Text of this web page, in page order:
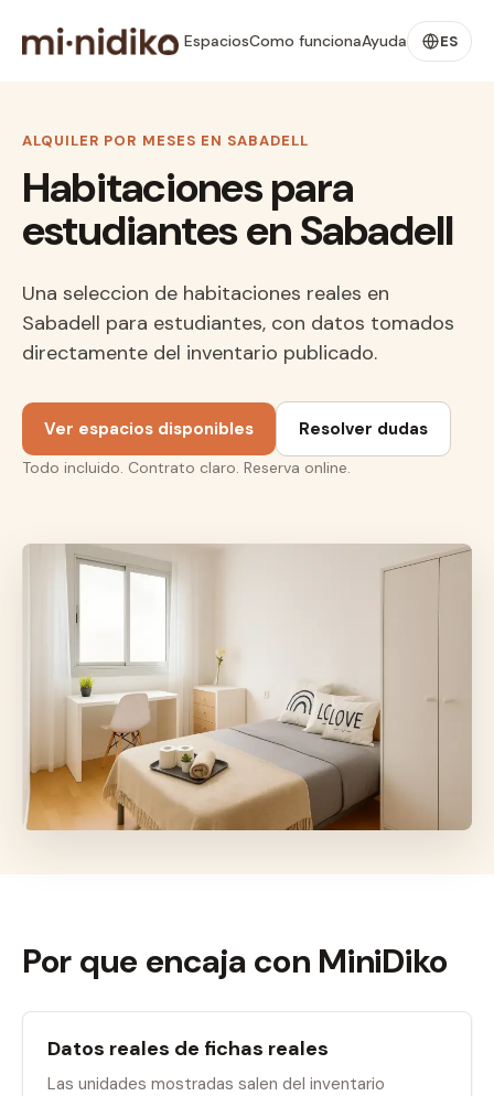
EspaciosComo funcionaAyuda ES
ALQUILER POR MESES EN SABADELL
Habitaciones para
estudiantes en Sabadell
Una seleccion de habitaciones reales en
Sabadell para estudiantes, con datos tomados
directamente del inventario publicado.
Ver espacios disponibles Resolver dudas
Todo incluido. Contrato claro. Reserva online.
Por que encaja con MiniDiko
Datos reales de fichas reales
Las unidades mostradas salen del inventario